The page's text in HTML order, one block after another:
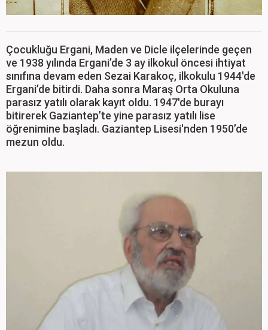
Çocukluğu Ergani, Maden ve Dicle ilçelerinde geçen
ve 1938 yılında Ergani’de 3 ay ilkokul öncesi ihtiyat
sınıfına devam eden Sezai Karakoç, ilkokulu 1944'de
Ergani’de bitirdi. Daha sonra Maraş Orta Okuluna
parasız yatılı olarak kayıt oldu. 1947'de burayı
bitirerek Gaziantep’te yine parasız yatılı lise
öğrenimine başladı. Gaziantep Lisesi'nden 1950’de
mezun oldu.